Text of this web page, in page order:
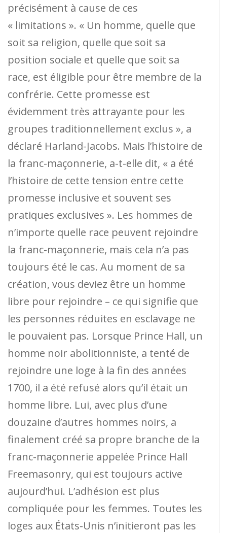
précisément à cause de ces
« limitations ». « Un homme, quelle que
soit sa religion, quelle que soit sa
position sociale et quelle que soit sa
race, est éligible pour être membre de la
confrérie. Cette promesse est
évidemment très attrayante pour les
groupes traditionnellement exclus », a
déclaré Harland-Jacobs. Mais l’histoire de
la franc-maçonnerie, a-t-elle dit, « a été
l’histoire de cette tension entre cette
promesse inclusive et souvent ses
pratiques exclusives ». Les hommes de
n’importe quelle race peuvent rejoindre
la franc-maçonnerie, mais cela n’a pas
toujours été le cas. Au moment de sa
création, vous deviez être un homme
libre pour rejoindre – ce qui signifie que
les personnes réduites en esclavage ne
le pouvaient pas. Lorsque Prince Hall, un
homme noir abolitionniste, a tenté de
rejoindre une loge à la fin des années
1700, il a été refusé alors qu’il était un
homme libre. Lui, avec plus d’une
douzaine d’autres hommes noirs, a
finalement créé sa propre branche de la
franc-maçonnerie appelée Prince Hall
Freemasonry, qui est toujours active
aujourd’hui. L’adhésion est plus
compliquée pour les femmes. Toutes les
loges aux États-Unis n’initieront pas les